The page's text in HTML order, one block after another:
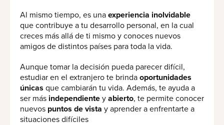
Al mismo tiempo, es una experiencia inolvidable
que contribuye a tu desarrollo personal, en la cual
creces más allá de ti mismo y conoces nuevos
amigos de distintos países para toda la vida.
Aunque tomar la decisión pueda parecer difícil,
estudiar en el extranjero te brinda oportunidades
únicas que cambiarán tu vida. Además, te ayuda a
ser más independiente y abierto, te permite conocer
nuevos puntos de vista y aprender a enfrentarte a
situaciones difíciles